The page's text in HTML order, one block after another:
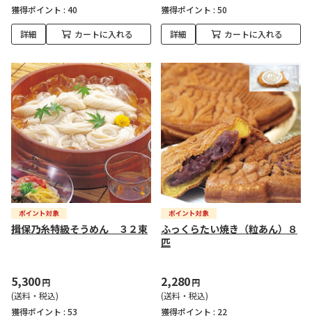
獲得ポイント : 40
詳細 カートに入れる
獲得ポイント : 50
詳細 カートに入れる
揖保乃糸特級そうめん ３２束
5,300円
(送料・税込)
獲得ポイント : 53
ふっくらたい焼き（粒あん）８
匹
2,280円
(送料・税込)
獲得ポイント : 22